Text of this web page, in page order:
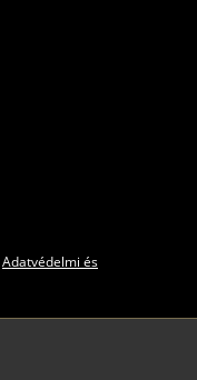
Adatvédelmi és